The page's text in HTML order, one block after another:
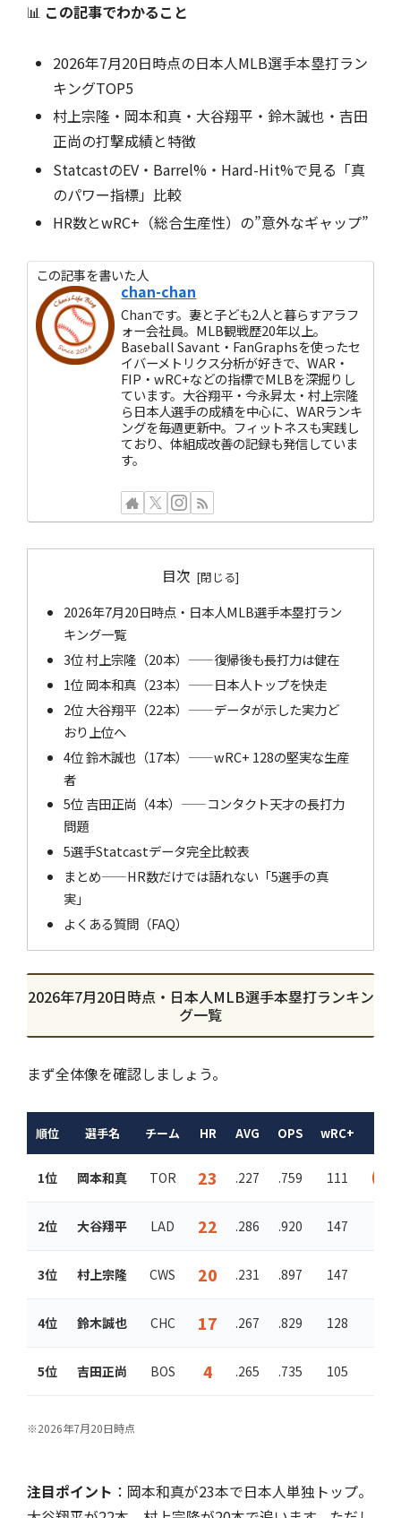
📊 この記事でわかること
2026年7月20日時点の日本人MLB選手本塁打ラン
キングTOP5
村上宗隆・岡本和真・大谷翔平・鈴木誠也・吉田
正尚の打撃成績と特徴
StatcastのEV・Barrel%・Hard-Hit%で見る「真
のパワー指標」比較
HR数とwRC+（総合生産性）の”意外なギャップ”
この記事を書いた人
chan-chan
Chanです。妻と子ども2人と暮らすアラフ
ォー会社員。MLB観戦歴20年以上。
Baseball Savant・FanGraphsを使ったセ
イバーメトリクス分析が好きで、WAR・
FIP・wRC+などの指標でMLBを深掘りし
ています。大谷翔平・今永昇太・村上宗隆
ら日本人選手の成績を中心に、WARランキ
ングを毎週更新中。フィットネスも実践し
ており、体組成改善の記録も発信していま
す。
目次
2026年7月20日時点・日本人MLB選手本塁打ラン
キング一覧
3位 村上宗隆（20本）——復帰後も長打力は健在
1位 岡本和真（23本）——日本人トップを快走
2位 大谷翔平（22本）——データが示した実力ど
おり上位へ
4位 鈴木誠也（17本）——wRC+ 128の堅実な生産
者
5位 吉田正尚（4本）——コンタクト天才の長打力
問題
5選手Statcastデータ完全比較表
まとめ——HR数だけでは語れない「5選手の真
実」
よくある質問（FAQ）
2026年7月20日時点・日本人MLB選手本塁打ランキン
グ一覧
まず全体像を確認しましょう。
順位 選手名 チーム HR AVG OPS wRC+
1位 岡本和真 TOR 23 .227 .759 111
2位 大谷翔平 LAD 22 .286 .920 147
3位 村上宗隆 CWS 20 .231 .897 147
4位 鈴木誠也 CHC 17 .267 .829 128
5位 吉田正尚 BOS 4 .265 .735 105
※2026年7月20日時点
注目ポイント ：岡本和真が23本で日本人単独トップ。